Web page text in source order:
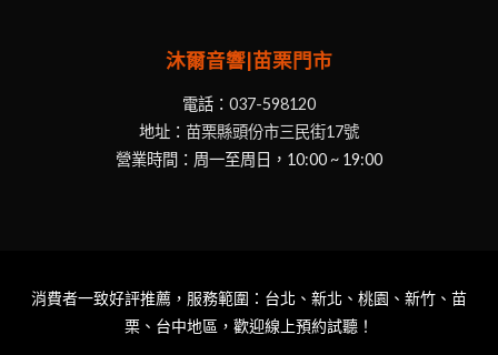
沐爾音響|苗栗門市
電話： 037-598120
地址： 苗栗縣頭份市三民街17號
營業時間：周一至周日，10:00 ~ 19:00
消費者一致好評推薦，服務範圍：台北、新北、桃園、新竹、苗
栗、台中地區，歡迎線上預約試聽！